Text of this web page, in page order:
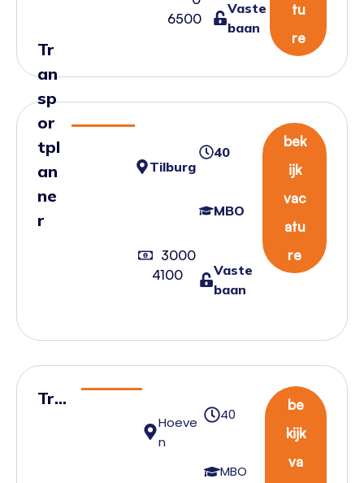
6500
Vaste
baan
tu
re
Tr
an
sp
or
tpl
an
ne
r
Tilburg
3000
4100
40
MBO
Vaste
baan
bek
ijk
vac
atu
re
Tra
Hoeve
n
40
MBO
be
kijk
va